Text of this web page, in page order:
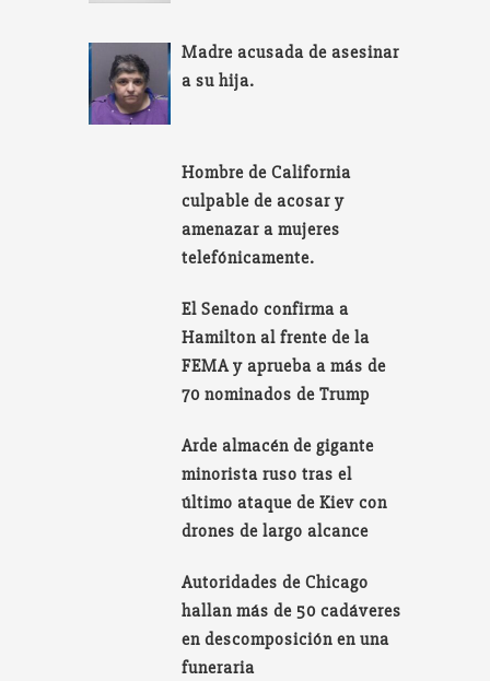
Madre acusada de asesinar
a su hija.
Hombre de California
culpable de acosar y
amenazar a mujeres
telefónicamente.
El Senado confirma a
Hamilton al frente de la
FEMA y aprueba a más de
70 nominados de Trump
Arde almacén de gigante
minorista ruso tras el
último ataque de Kiev con
drones de largo alcance
Autoridades de Chicago
hallan más de 50 cadáveres
en descomposición en una
funeraria